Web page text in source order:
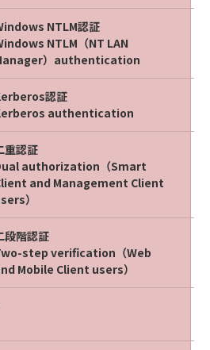
NTLM認証
NTLM（NT LAN
）authentication
認証
authentication
重認証
authorization（Smart
and Management Client
）
段階認証
step verification（Web
Mobile Client users）